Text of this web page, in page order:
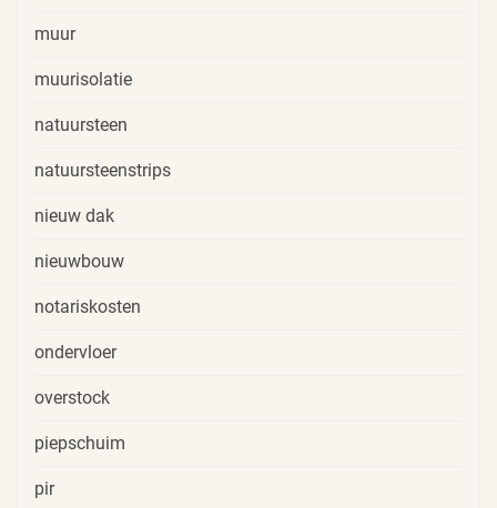
muur
muurisolatie
natuursteen
natuursteenstrips
nieuw dak
nieuwbouw
notariskosten
ondervloer
overstock
piepschuim
pir